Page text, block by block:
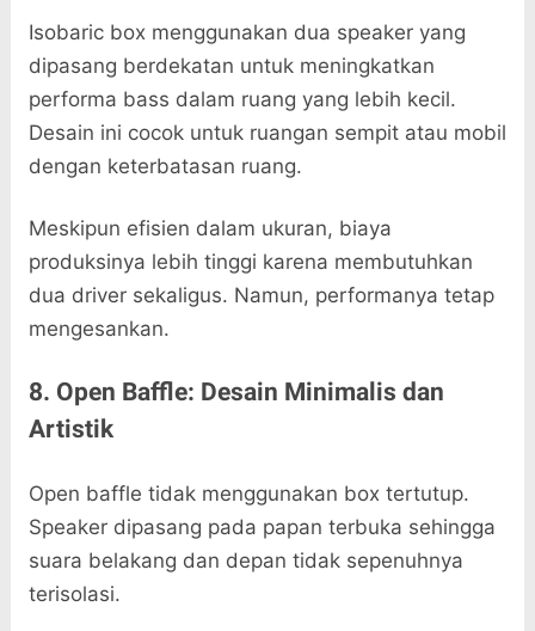
Isobaric box menggunakan dua speaker yang
dipasang berdekatan untuk meningkatkan
performa bass dalam ruang yang lebih kecil.
Desain ini cocok untuk ruangan sempit atau mobil
dengan keterbatasan ruang.
Meskipun efisien dalam ukuran, biaya
produksinya lebih tinggi karena membutuhkan
dua driver sekaligus. Namun, performanya tetap
mengesankan.
8. Open Baffle: Desain Minimalis dan
Artistik
Open baffle tidak menggunakan box tertutup.
Speaker dipasang pada papan terbuka sehingga
suara belakang dan depan tidak sepenuhnya
terisolasi.